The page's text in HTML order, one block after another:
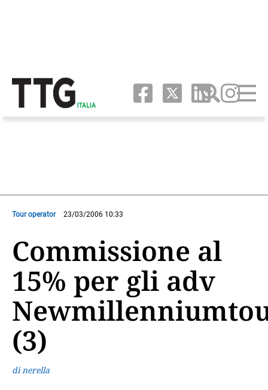
Tour operator 23/03/2006 10:33
Commissione al
15% per gli adv
(3)
di nerella